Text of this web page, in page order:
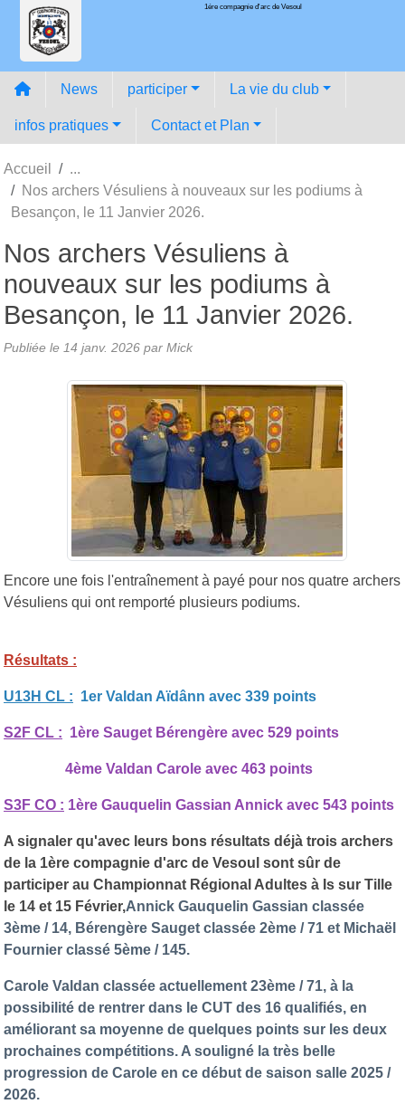
1ére compagnie d'arc de Vesoul
News participer La vie du club
infos pratiques Contact et Plan
Accueil
Nos archers Vésuliens à nouveaux sur les podiums à
Besançon, le 11 Janvier 2026.
Nos archers Vésuliens à
nouveaux sur les podiums à
Besançon, le 11 Janvier 2026.
Publiée le 14 janv. 2026 par Mick
Encore une fois l'entraînement à payé pour nos quatre archers
Vésuliens qui ont remporté plusieurs podiums.
Résultats :
U13H CL : 1er Valdan Aïdânn avec 339 points
S2F CL : 1ère Sauget Bérengère avec 529 points
4ème Valdan Carole avec 463 points
S3F CO : 1ère Gauquelin Gassian Annick avec 543 points
A signaler qu'avec leurs bons résultats déjà trois archers
de la 1ère compagnie d'arc de Vesoul sont sûr de
participer au Championnat Régional Adultes à Is sur Tille
le 14 et 15 Février,Annick Gauquelin Gassian classée
3ème / 14, Bérengère Sauget classée 2ème / 71 et Michaël
Fournier classé 5ème / 145.
Carole Valdan classée actuellement 23ème / 71, à la
possibilité de rentrer dans le CUT des 16 qualifiés, en
améliorant sa moyenne de quelques points sur les deux
prochaines compétitions. A souligné la très belle
progression de Carole en ce début de saison salle 2025 /
2026.
Panneau de gestion des cookies